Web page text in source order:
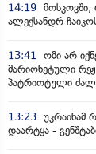
14:19 მოსკოვში,
ალექსანდრ
13:41
ომი არ
მარიონეტული
პატრიოტული
13:23 უკრაინამ
დაარტყა -